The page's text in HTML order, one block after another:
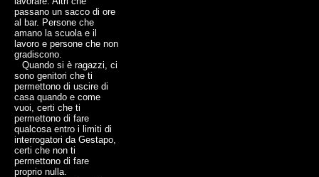
passano un sacco di ore
al bar. Persone che
amano la scuola e il
lavoro e persone che non
gradiscono.
Quando si è ragazzi, ci
sono genitori che ti
permettono di uscire di
casa quando e come
vuoi, certi che ti
permettono di fare
qualcosa entro i limiti di
interrogatori da Gestapo,
certi che non ti
permettono di fare
proprio nulla.